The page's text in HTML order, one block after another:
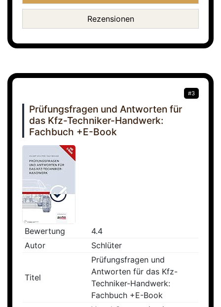
Rezensionen
#3
Prüfungsfragen und Antworten für
das Kfz-Techniker-Handwerk:
Fachbuch +E-Book
Bewertung
4.4
Autor
Schlüter
Titel
Prüfungsfragen und
Antworten für das Kfz-
Techniker-Handwerk:
Fachbuch +E-Book